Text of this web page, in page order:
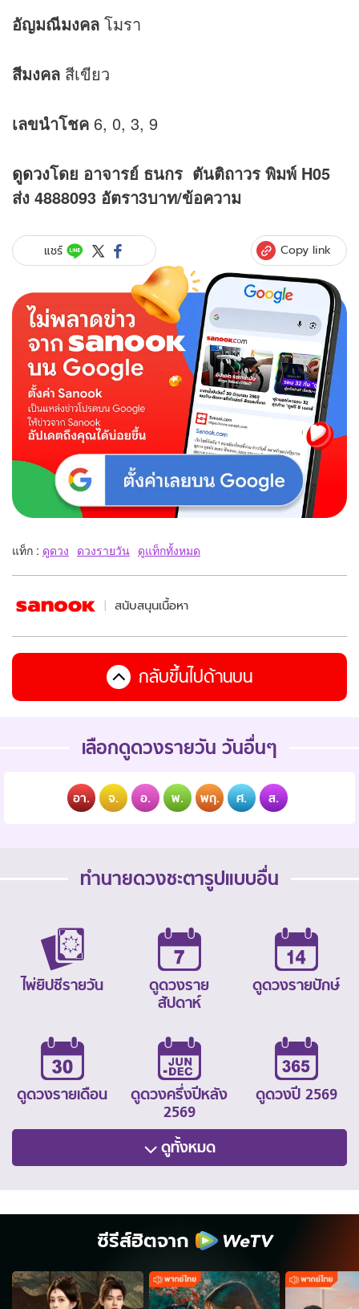
อัญมณีมงคล โมรา
สีมงคล สีเขียว
เลขนำโชค 6, 0, 3, 9
ดูดวงโดย อาจารย์ ธนกร ตันติถาวร พิมพ์ H05
ส่ง 4888093 อัตรา3บาท/ข้อความ
แชร์ Copy link
แท็ก : ดูดวง ดวงรายวัน ดูแท็กทั้งหมด
สนับสนุนเนื้อหา
กลับขึ้นไปด้านบน
เลือกดูดวงรายวัน วันอื่นๆ
อา. จ. อ. พ. พฤ. ศ. ส.
ทำนายดวงชะตารูปแบบอื่น
ไพ่ยิปซีรายวัน
ดูดวงราย
สัปดาห์
ดูดวงรายปักษ์
ดูดวงรายเดือน
ดูดวงครึ่งปีหลัง
2569
ดูดวงปี 2569
ดูทั้งหมด
ซีรีส์ฮิตจาก